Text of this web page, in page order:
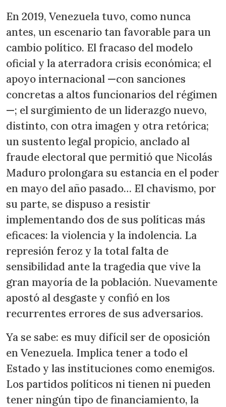
En 2019, Venezuela tuvo, como nunca
antes, un escenario tan favorable para un
cambio político. El fracaso del modelo
oficial y la aterradora crisis económica; el
apoyo internacional —con sanciones
concretas a altos funcionarios del régimen
—; el surgimiento de un liderazgo nuevo,
distinto, con otra imagen y otra retórica;
un sustento legal propicio, anclado al
fraude electoral que permitió que Nicolás
Maduro prolongara su estancia en el poder
en mayo del año pasado… El chavismo, por
su parte, se dispuso a resistir
implementando dos de sus políticas más
eficaces: la violencia y la indolencia. La
represión feroz y la total falta de
sensibilidad ante la tragedia que vive la
gran mayoría de la población. Nuevamente
apostó al desgaste y confió en los
recurrentes errores de sus adversarios.
Ya se sabe: es muy difícil ser de oposición
en Venezuela. Implica tener a todo el
Estado y las instituciones como enemigos.
Los partidos políticos ni tienen ni pueden
tener ningún tipo de financiamiento, la